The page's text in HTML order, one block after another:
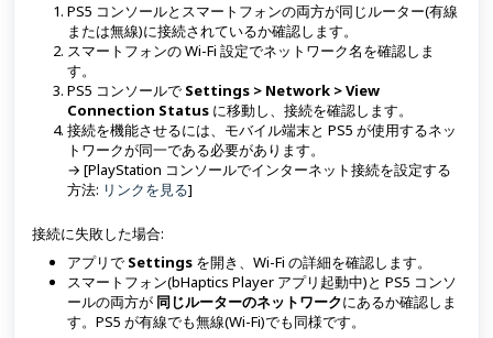
PS5 コンソールとスマートフォンの両方が同じルーター(有線
または無線)に接続されているか確認します。
スマートフォンの Wi-Fi 設定でネットワーク名を確認しま
す。
PS5 コンソールで Settings > Network > View
Connection Status に移動し、接続を確認します。
接続を機能させるには、モバイル端末と PS5 が使用するネッ
トワークが同一である必要があります。
→ [PlayStation コンソールでインターネット接続を設定する
方法: リンクを見る]
接続に失敗した場合:
アプリで Settings を開き、Wi-Fi の詳細を確認します。
スマートフォン(bHaptics Player アプリ起動中)と PS5 コンソ
ールの両方が 同じルーターのネットワークにあるか確認しま
す。PS5 が有線でも無線(Wi-Fi)でも同様です。